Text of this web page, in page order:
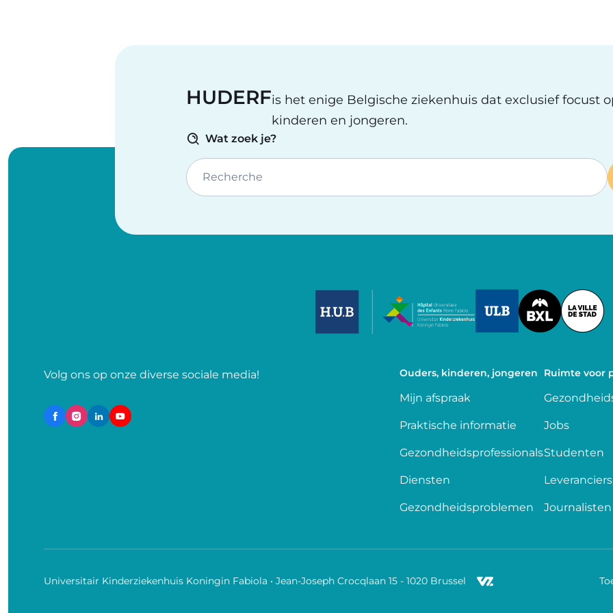
HUDERFis het enige Belgische ziekenhuis dat exclusief focust
kinderen en jongeren.
Wat zoek je?
Recherche
Image
Volg ons op onze diverse sociale media! Ouders, kinderen, jongeren
Mijn afspraak
Praktische informatie
Gezondheidsprofessionals
Diensten
Gezondheidsproblemen
Ruimte voor
Jobs
Studenten
Leveranciers
Journalisten
Universitair Kinderziekenhuis Koningin Fabiola • Jean-Joseph Crocqlaan 15 - 1020 Brussel